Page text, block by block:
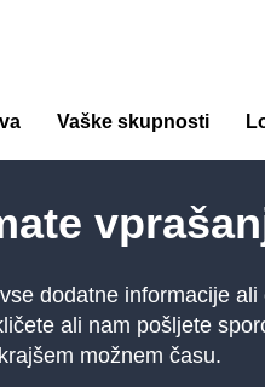
Vaške skupnosti
dodatne informacije
ali nam pošljete
možnem času.